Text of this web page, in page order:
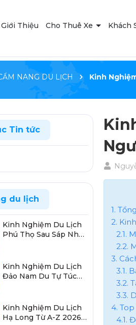
Giới Thiệu Cho Thuê Xe Khách
NANG DU LỊCH Kinh
1.
2.
2.1.
2.2.
3.
3.1.
3.2.
3.3.
4.
4.1.
Tin tức
du lịch
Kinh Nghiệm Du Lịch
Phú Thọ Sau Sáp Nhập
Kinh Nghiệm Du Lịch
Đảo Nam Du Tự Túc
Kinh Nghiệm Du Lịch
Hạ Long Từ A-Z 2026: